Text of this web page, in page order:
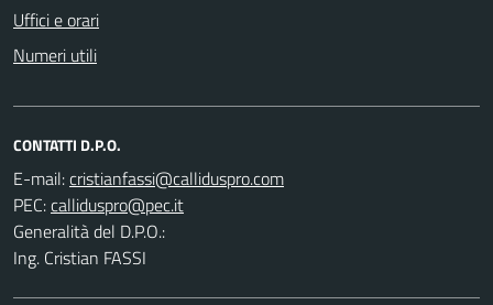
Uffici e orari
Numeri utili
CONTATTI D.P.O.
E-mail:
PEC:
Generalità del D.P.O.:
Ing. Cristian FASSI